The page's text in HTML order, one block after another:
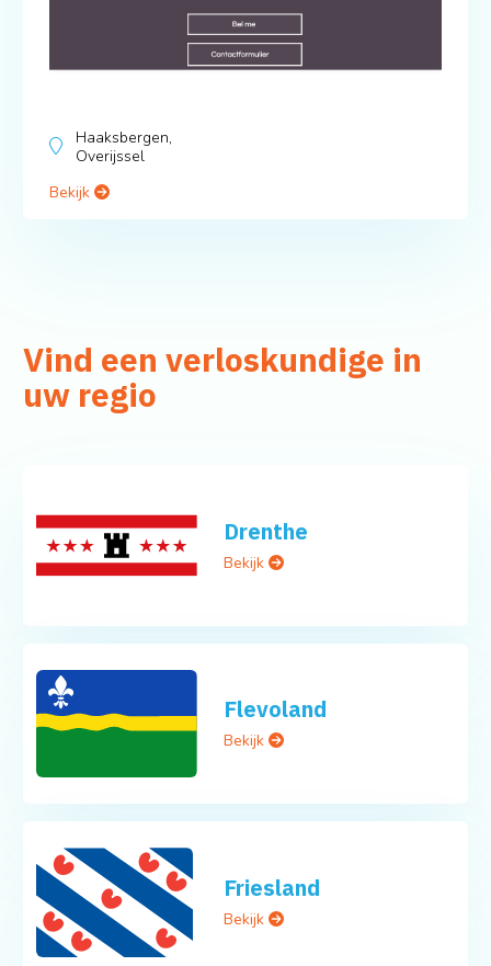
Haaksbergen,
Overijssel
Bekijk
Vind een verloskundige in
uw regio
Drenthe
Bekijk
Flevoland
Bekijk
Friesland
Bekijk